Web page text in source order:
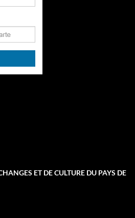
ET DE CULTURE DU PAYS DE